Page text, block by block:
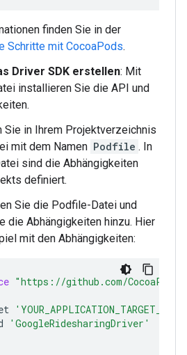
finden Sie in der
Schritte mit CocoaPods.
Driver SDK erstellen: Mit
installieren Sie die API und
Sie in Ihrem Projektverzeichnis
mit dem Namen Podfile . In
sind die Abhängigkeiten
definiert.
Sie die Podfile-Datei und
die Abhängigkeiten hinzu. Hier
mit den Abhängigkeiten:
"https://github.com/
'GoogleRidesharingDriver'